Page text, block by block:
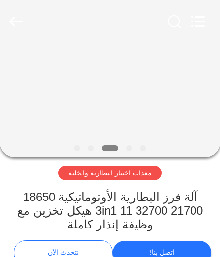
جولة
المصنع
الجودة
معدات اختبار البطارية والخلية
آلة فرز البطارية الأوتوماتيكية 18650
21700 32700 3in1 11 هيكل تخزين مع
وظيفة إنذار كاملة
اتصل بنا! نتحدث الآن